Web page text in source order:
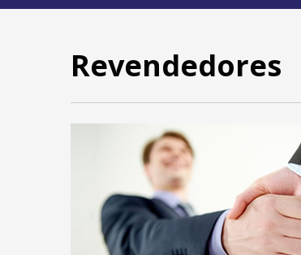
Revendedores